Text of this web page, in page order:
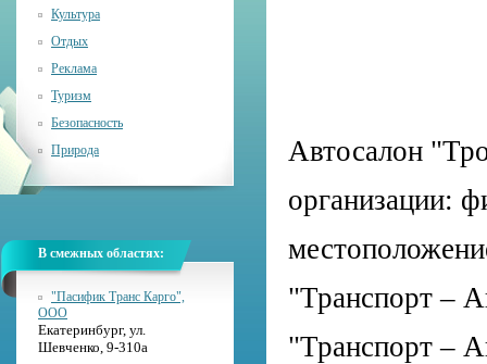
Автосалон
организации:
"Транспорт –
"Транспорт –
Культура
Отдых
Реклама
Туризм
Безопасность
Природа
В смежных областях:
"Пасифик Транс Карго",
ООО
Екатеринбург, ул.
Шевченко, 9-310а